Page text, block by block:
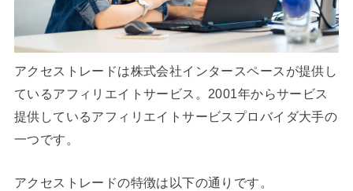
アクセストレードは株式会社インタースペースが提供し
ているアフィリエイトサービス。2001年からサービス
提供しているアフィリエイトサービスプロバイダ大手の
一つです。
アクセストレードの特徴は以下の通りです。